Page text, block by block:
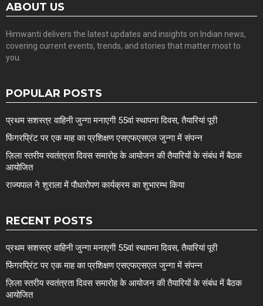
ABOUT US
Himwanti delivers the latest updates and insights on Indian news,
covering current events, trends, and stories that matter most to
you.
POPULAR POSTS
प्रथम सशस्त्र वाहिनी जुन्गा मनाएगी 55वां स्थापना दिवस, तैयारियां पूरी
फिंगरप्रिंट पर एक माह का प्रशिक्षण एसएफएसएल जुन्गा में संपन्न
ज़िला स्तरीय स्वतंत्रता दिवस समारोह के आयोजन की तैयारियों के संबंध में बैठक
आयोजित
राज्यपाल ने शुराला में पौधारोपण कार्यक्रम का शुभारम्भ किया
RECENT POSTS
प्रथम सशस्त्र वाहिनी जुन्गा मनाएगी 55वां स्थापना दिवस, तैयारियां पूरी
फिंगरप्रिंट पर एक माह का प्रशिक्षण एसएफएसएल जुन्गा में संपन्न
ज़िला स्तरीय स्वतंत्रता दिवस समारोह के आयोजन की तैयारियों के संबंध में बैठक
आयोजित